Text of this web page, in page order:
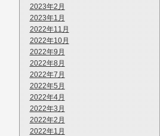
2023年2月
2023年1月
2022年11月
2022年10月
2022年9月
2022年8月
2022年7月
2022年5月
2022年4月
2022年3月
2022年2月
2022年1月